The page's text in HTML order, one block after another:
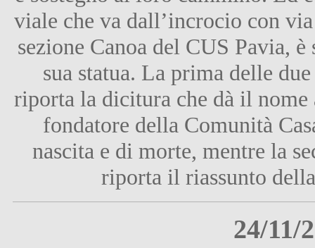
viale che va dall’incrocio con
sezione Canoa del CUS Pavia,
sua statua. La prima delle
riporta la dicitura che dà il nome
fondatore della Comunità
nascita e di morte, mentre la
riporta il riassunto
24/11/